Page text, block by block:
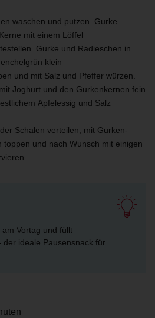
waschen und putzen. Gurke
mit einem Löffel
Gurke und Radieschen in
klein
und mit Salz und Pfeffer würzen.
Joghurt und den Gurkenkernen fein
Apfelessig und Salz
Schalen verteilen, mit Gurken-
toppen und nach Wunsch mit einigen
Vortag und füllt
der ideale Pausensnack für